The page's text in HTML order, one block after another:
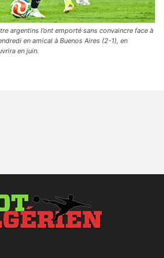
argentins l’ont emporté sans convaincre face à
en amical à Buenos Aires (2-1), en
en juin.